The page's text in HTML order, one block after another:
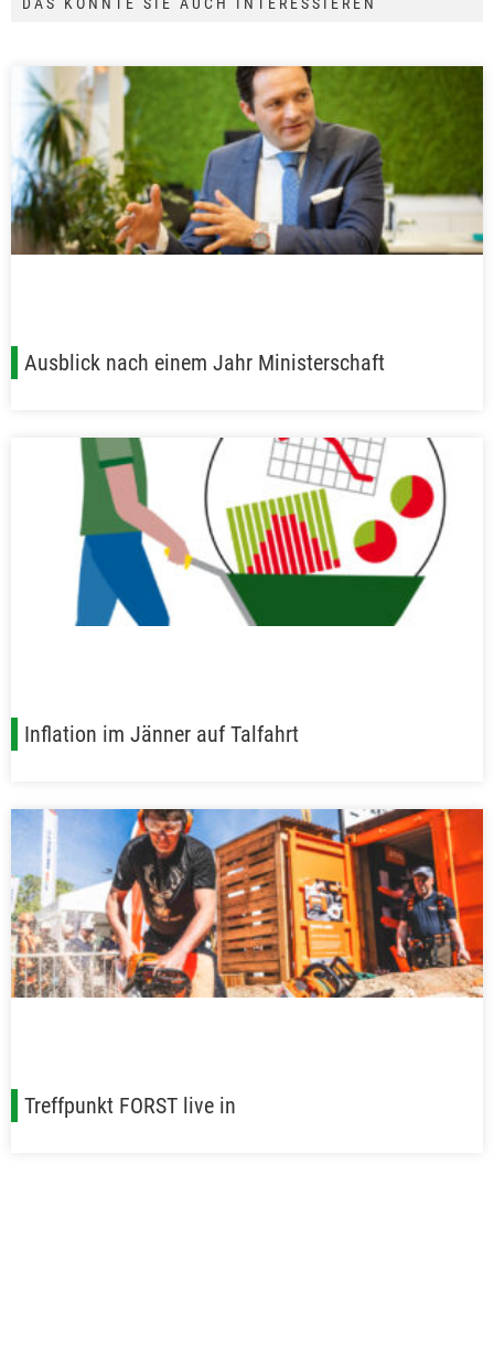
Ausblick nach einem Jahr Ministerschaft
Inflation im Jänner auf Talfahrt
Treffpunkt FORST live in